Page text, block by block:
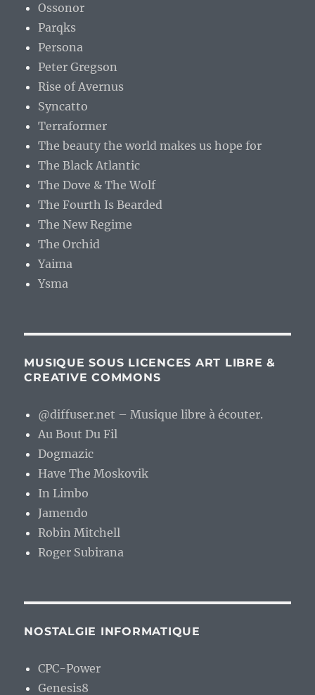
Ossonor
Parqks
Persona
Peter Gregson
Rise of Avernus
Syncatto
Terraformer
The beauty the world makes us hope for
The Black Atlantic
The Dove & The Wolf
The Fourth Is Bearded
The New Regime
The Orchid
Yaima
Ysma
MUSIQUE SOUS LICENCES ART LIBRE &
CREATIVE COMMONS
@diffuser.net – Musique libre à écouter.
Au Bout Du Fil
Dogmazic
Have The Moskovik
In Limbo
Jamendo
Robin Mitchell
Roger Subirana
NOSTALGIE INFORMATIQUE
CPC-Power
Genesis8